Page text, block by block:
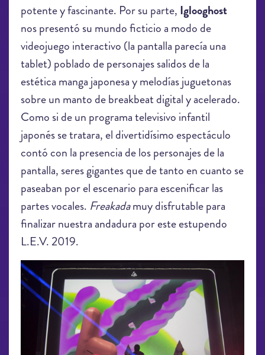
potente y fascinante. Por su parte, Iglooghost
nos presentó su mundo ficticio a modo de
videojuego interactivo (la pantalla parecía una
tablet) poblado de personajes salidos de la
estética manga japonesa y melodías juguetonas
sobre un manto de breakbeat digital y acelerado.
Como si de un programa televisivo infantil
japonés se tratara, el divertidísimo espectáculo
contó con la presencia de los personajes de la
pantalla, seres gigantes que de tanto en cuanto se
paseaban por el escenario para escenificar las
partes vocales. Freakadamuy disfrutable para
finalizar nuestra andadura por este estupendo
L.E.V. 2019.
LEV2019_IglooGhost_9558.jpg